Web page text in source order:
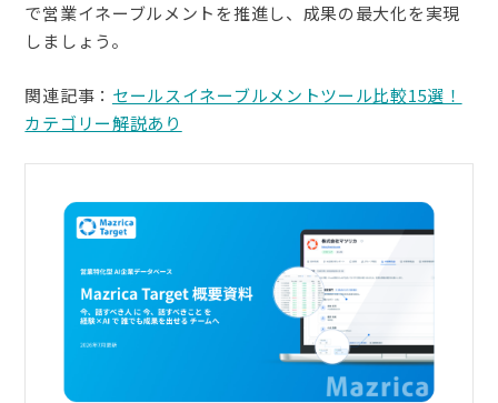
で営業イネーブルメントを推進し、成果の最大化を実現
しましょう。
関連記事： セールスイネーブルメントツール比較15選！
カテゴリー解説あり